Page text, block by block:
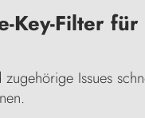
Key-Filter
zugehörige Issues